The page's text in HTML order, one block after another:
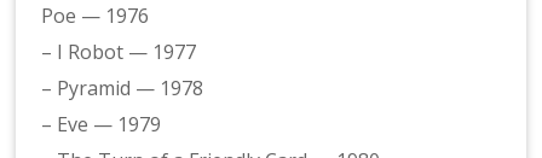
Poe — 1976
– I Robot — 1977
– Pyramid — 1978
– Eve — 1979